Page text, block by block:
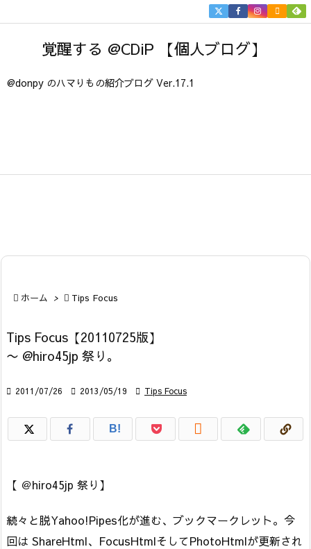
覚醒する @CDiP 【個人ブログ】
@donpy のハマりもの紹介ブログ Ver.17.1


 ホーム >  Tips Focus
Tips Focus【20110725版】
〜 @hiro45jp 祭り。
 2011/07/26  2013/05/19  Tips Focus
B! 
【 ＠hiro45jp 祭り】
続々と脱Yahoo!Pipes化が進む、ブックマークレット。今
回は ShareHtml、FocusHtmlそしてPhotoHtmlが更新され